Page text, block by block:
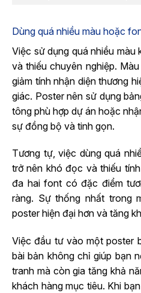
Dùng quá nhiều màu hoặc
Việc sử dụng quá nhiều màu
và thiếu chuyên nghiệp.
giảm tính nhận diện thương
giác. Poster nên sử dụng
tông phù hợp dự án hoặc
sự đồng bộ và tinh gọn.
Tương tự, việc dùng quá
trở nên khó đọc và thiếu
đa hai font có đặc điểm
ràng. Sự thống nhất trong
poster hiện đại hơn và tăng
Việc đầu tư vào một poster
bài bản không chỉ giúp bạn
tranh mà còn gia tăng khả
khách hàng mục tiêu. Khi